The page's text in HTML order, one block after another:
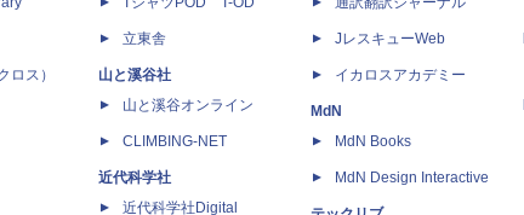
ロス）
立東舎
山と溪谷社
山と溪谷オンライン
CLIMBING-NET
近代科学社
近代科学社Digital
JレスキューWeb
イカロスアカデミー
MdN
MdN Books
MdN Design Interactive